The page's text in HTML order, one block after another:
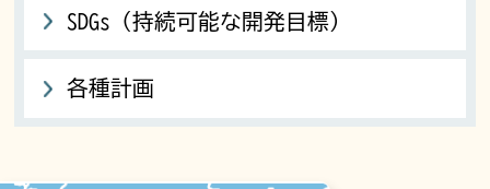
SDGs（持続可能な開発目標）
各種計画